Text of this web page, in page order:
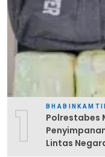
1
Polrestabes
Lintas